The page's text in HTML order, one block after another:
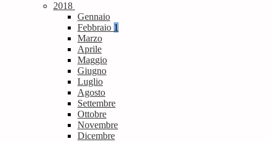
2018
Gennaio
Febbraio 1
Marzo
Aprile
Maggio
Giugno
Luglio
Agosto
Settembre
Ottobre
Novembre
Dicembre